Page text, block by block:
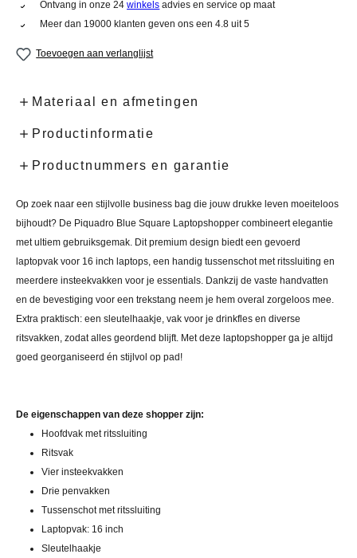
Ontvang in onze 24winkels advies en service op maat
Meer dan 19000 klanten geven ons een 4.8 uit 5
Toevoegen aan verlanglijst
Materiaal en afmetingen
Productinformatie
Productnummers en garantie
Op zoek naar een stijlvolle business bag die jouw drukke leven moeiteloos
bijhoudt? De Piquadro Blue Square Laptopshopper combineert elegantie
met ultiem gebruiksgemak. Dit premium design biedt een gevoerd
laptopvak voor 16 inch laptops, een handig tussenschot met ritssluiting en
meerdere insteekvakken voor je essentials. Dankzij de vaste handvatten
en de bevestiging voor een trekstang neem je hem overal zorgeloos mee.
Extra praktisch: een sleutelhaakje, vak voor je drinkfles en diverse
ritsvakken, zodat alles geordend blijft. Met deze laptopshopper ga je altijd
goed georganiseerd én stijlvol op pad!
De eigenschappen van deze shopper zijn:
Hoofdvak met ritssluiting
Ritsvak
Vier insteekvakken
Drie penvakken
Tussenschot met ritssluiting
Laptopvak: 16 inch
Sleutelhaakje